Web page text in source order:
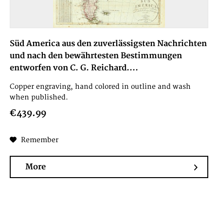
Süd America aus den zuverlässigsten Nachrichten
und nach den bewährtesten Bestimmungen
entworfen von C. G. Reichard....
Copper engraving, hand colored in outline and wash
when published.
€439.99
Remember
More